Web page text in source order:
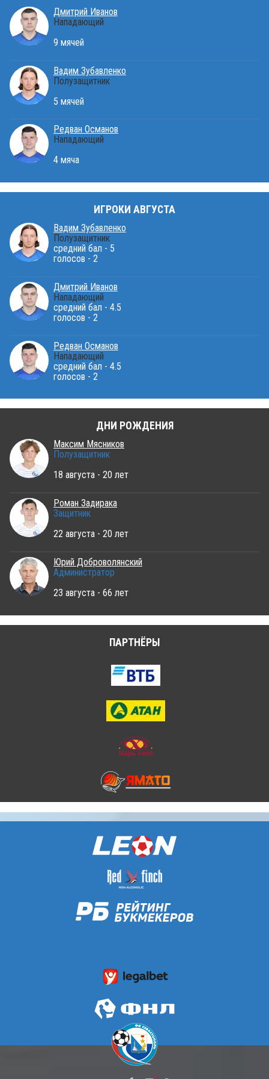
Дмитрий Иванов
Нападающий
9 мячей
Вадим Зубавленко
Полузащитник
5 мячей
Редван Османов
Нападающий
4 мяча
ИГРОКИ АВГУСТА
Вадим Зубавленко
Полузащитник
средний бал - 5
голосов - 2
Дмитрий Иванов
Нападающий
средний бал - 4.5
голосов - 2
Редван Османов
Нападающий
средний бал - 4.5
голосов - 2
ДНИ РОЖДЕНИЯ
Максим Мясников
Полузащитник
18 августа - 20 лет
Роман Задирака
Защитник
22 августа - 20 лет
Юрий Доброволянский
Администратор
23 августа - 66 лет
ПАРТНЁРЫ